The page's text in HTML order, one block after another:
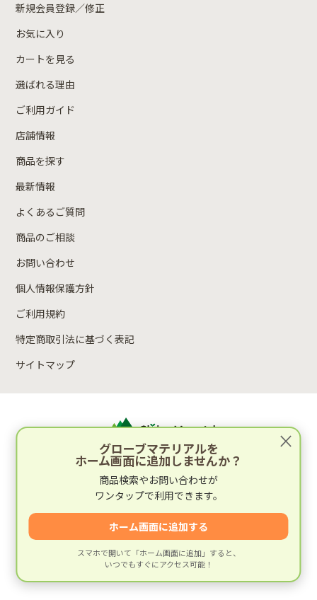
新規会員登録／修正
お気に入り
カートを見る
選ばれる理由
ご利用ガイド
店舗情報
商品を探す
最新情報
よくあるご質問
商品のご相談
お問い合わせ
個人情報保護方針
ご利用規約
特定商取引法に基づく表記
サイトマップ
運営：林木材株式会社
〒652-0812 兵庫県神戸市兵庫区湊町2丁目4-1
運営会社情報
© 建材専門店グローブマテリアル
×
グローブマテリアルを
ホーム画面に追加しませんか？
商品検索やお問い合わせが
ワンタップで利用できます。
ホーム画面に追加する
スマホで開いて「ホーム画面に追加」すると、
いつでもすぐにアクセス可能！